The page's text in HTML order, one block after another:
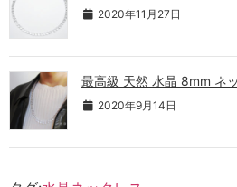
2020年11月27日
最高級 天然 水晶 8mm
2020年9月14日